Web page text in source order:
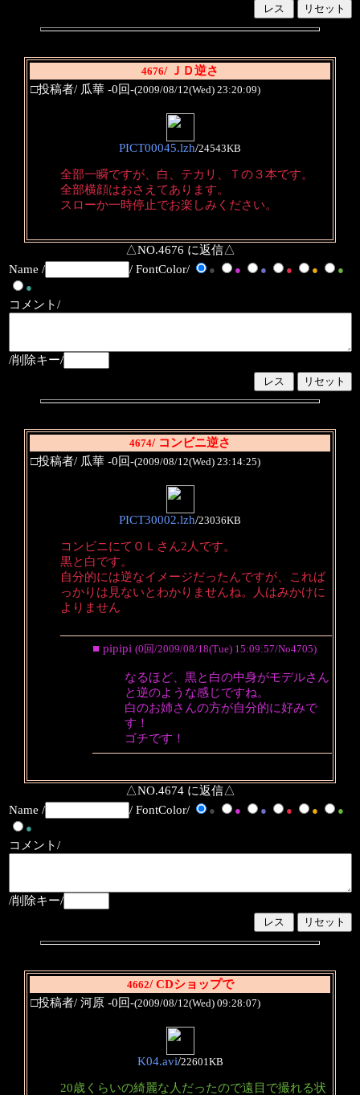
4676/ ＪＤ逆さ
□投稿者/ 瓜華 -0回-(2009/08/12(Wed) 23:20:09)
PICT00045.lzh/24543KB
全部一瞬ですが、白、テカリ、Ｔの３本です。
全部横顔はおさえてあります。
スローか一時停止でお楽しみください。
△NO.4676 に返信△
Name /
/ FontColor/ ● ● ● ● ●
●
●
コメント/
/削除キー/
4674/ コンビニ逆さ
□投稿者/ 瓜華 -0回-(2009/08/12(Wed) 23:14:25)
PICT30002.lzh/23036KB
コンビニにてＯＬさん2人です。
黒と白です。
自分的には逆なイメージだったんですが、これば
っかりは見ないとわかりませんね。人はみかけに
よりません
■ pipipi (0回/2009/08/18(Tue) 15:09:57/No4705)
なるほど、黒と白の中身がモデルさん
と逆のような感じですね。
白のお姉さんの方が自分的に好みで
す！
ゴチです！
△NO.4674 に返信△
Name /
/ FontColor/ ● ● ● ● ●
●
●
コメント/
/削除キー/
4662/ CDショップで
□投稿者/ 河原 -0回-(2009/08/12(Wed) 09:28:07)
K04.avi/22601KB
20歳くらいの綺麗な人だったので遠目で撮れる状